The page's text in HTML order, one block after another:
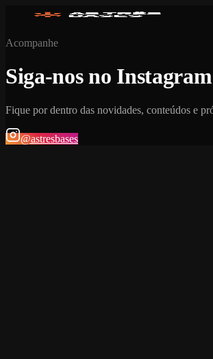
Acompanhe
Siga-nos no Instagram
Fique por dentro das novidades, conteúdos e
@astresbases